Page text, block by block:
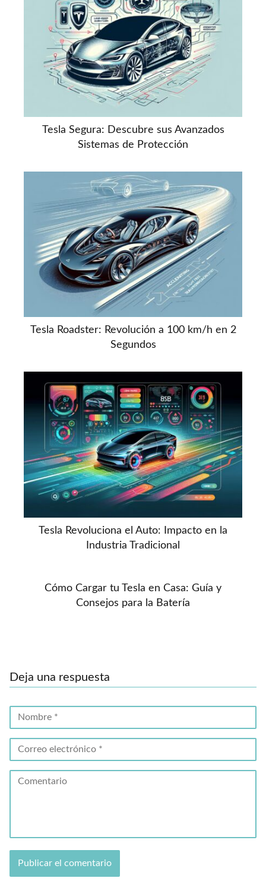
Tesla Segura: Descubre sus Avanzados
Sistemas de Protección
Tesla Roadster: Revolución a 100 km/h en 2
Segundos
Tesla Revoluciona el Auto: Impacto en la
Industria Tradicional
Cómo Cargar tu Tesla en Casa: Guía y
Consejos para la Batería
Deja una respuesta